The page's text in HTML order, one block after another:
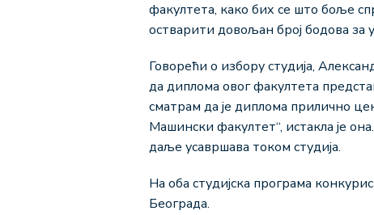
факултета, како бих се што боље
остварити довољан број бодова за
Говорећи о избору студија,
да диплома овог факултета
сматрам да је диплома прилично
Машински факултет“, истакла је
даље усавршава током студија.
На оба студијска програма
Београда.